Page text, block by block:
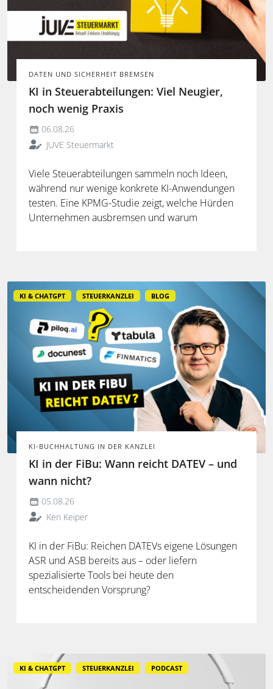
DATEN UND SICHERHEIT BREMSEN
KI in Steuerabteilungen: Viel Neugier,
noch wenig Praxis
06.08.26
JUVE Steuermarkt
Viele Steuerabteilungen sammeln noch Ideen,
während nur wenige konkrete KI-Anwendungen
testen. Eine KPMG-Studie zeigt, welche Hürden
Unternehmen ausbremsen und warum
KI & CHATGPT STEUERKANZLEI BLOG
KI-BUCHHALTUNG IN DER KANZLEI
KI in der FiBu: Wann reicht DATEV – und
wann nicht?
05.08.26
Ken Keiper
KI in der FiBu: Reichen DATEVs eigene Lösungen
ASR und ASB bereits aus – oder liefern
spezialisierte Tools bei heute den
entscheidenden Vorsprung?
KI & CHATGPT STEUERKANZLEI PODCAST